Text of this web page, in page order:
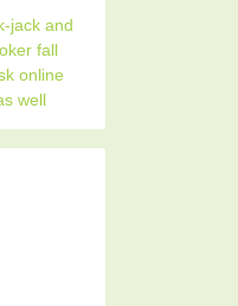
jack and
fall
online
well